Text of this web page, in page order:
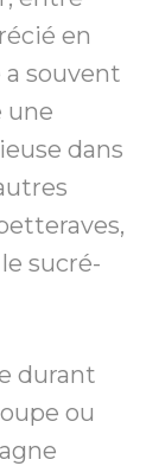
en
a souvent
une
dans
sucré-
durant
ou